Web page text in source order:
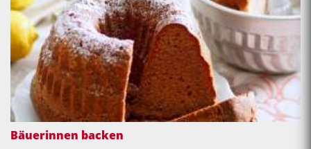
Bäuerinnen backen